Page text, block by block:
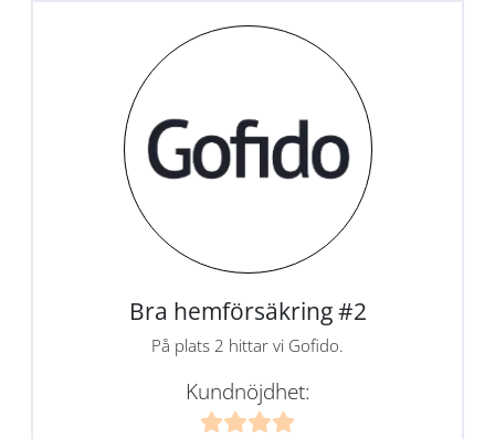
Bra hemförsäkring #2
På plats 2 hittar vi Gofido.
Kundnöjdhet: